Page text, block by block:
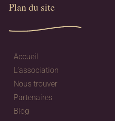
Plan du site​
Accueil
L’association
Nous trouver
Partenaires
Blog